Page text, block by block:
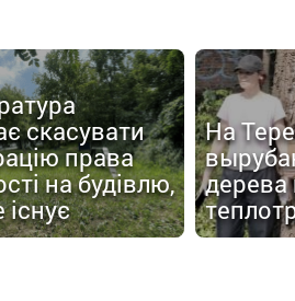
скасувати
права
на будівлю,
існує
На
дерева